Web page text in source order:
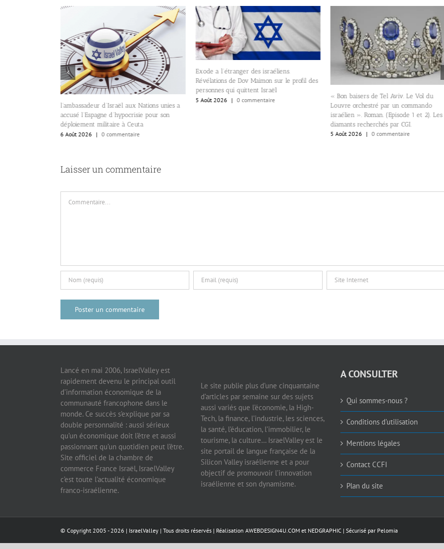
l’ambassadeur d’Israël aux Nations unies a
accusé l’Espagne d’hypocrisie pour son
déploiement militaire à Ceuta
6 Août 2026 | 0 commentaire
Exode a l’étranger des israéliens.
Révélations de Dov Maimon sur le profil des
personnes qui quittent Israël
5 Août 2026 | 0 commentaire
« Bon baisers de Tel Aviv. Le Vol du
Louvre orchestré par un commando
israélien ». Roman. (Episode 1 et 2). Les
diamants recherchés par CGI.
5 Août 2026 | 0 commentaire
Laisser un commentaire
Lancé en mai 2006, IsraelValley est
rapidement devenu le principal outil
d’information économique de la
communauté francophone dans le
monde. Ce succès s’explique par sa
double personnalité : aussi sérieux
qu’un économique doit l’être et aussi
passionnant qu’un quotidien peut l’être.
Site officiel de la chambre de
commerce France Israël, IsraelValley
c’est toute l’actualité économique
franco-israélienne.
Le site publie plus d’une cinquantaine
d’articles par semaine sur des sujets
aussi variés que l’économie, la High-
Tech, la finance, l’industrie, les sciences,
la santé, l’éducation, l’immobilier, le
tourisme, la culture… IsraelValley est le
site portail de langue française de la
Silicon Valley israélienne et a pour
objectif de promouvoir l’innovation
israélienne et son dynamisme.
A CONSULTER
Qui sommes-nous ?
Conditions d’utilisation
Mentions légales
Contact CCFI
Plan du site
© Copyright 2005 - 2026 | IsraelValley | Tous droits réservés | Réalisation AWEBDESIGN4U.COM et NEDGRAPHIC | Sécurisé par Pelomia